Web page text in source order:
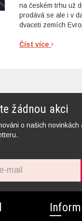
na českém trhu už
prodává se ale i v
dvaceti zemích
Číst více
žádnou akci
o našich